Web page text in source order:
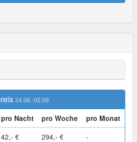
24.06.-02.09.
pro Nacht pro Woche
pro Monat
42,- € 294,- €
-